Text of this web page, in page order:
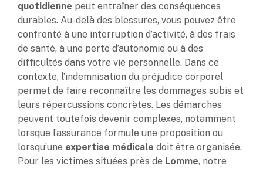
quotidienne peut entraîner des conséquences
durables. Au-delà des blessures, vous pouvez être
confronté à une interruption d’activité, à des frais
de santé, à une perte d’autonomie ou à des
difficultés dans votre vie personnelle. Dans ce
contexte, l’indemnisation du préjudice corporel
permet de faire reconnaître les dommages subis et
leurs répercussions concrètes. Les démarches
peuvent toutefois devenir complexes, notamment
lorsque l’assurance formule une proposition ou
lorsqu’une expertise médicale doit être organisée.
Pour les victimes situées près de Lomme, notre